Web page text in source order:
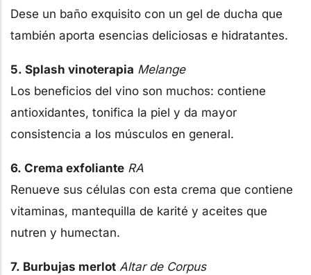
Dese un baño exquisito con un gel de ducha que
también aporta esencias deliciosas e hidratantes.
5. Splash vinoterapia Melange
Los beneficios del vino son muchos: contiene
antioxidantes, tonifica la piel y da mayor
consistencia a los músculos en general.
6. Crema exfoliante RA
Renueve sus células con esta crema que contiene
vitaminas, mantequilla de karité y aceites que
nutren y humectan.
7. Burbujas merlot Altar de Corpus